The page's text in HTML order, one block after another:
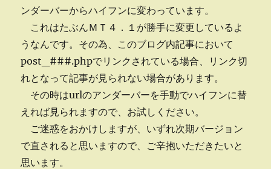
ンダーバーからハイフンに変わっています。
これはたぶんＭＴ４．１が勝手に変更しているよ
うなんです。その為、このブログ内記事において
post_###.phpでリンクされている場合、リンク切
れとなって記事が見られない場合があります。
その時はurlのアンダーバーを手動でハイフンに替
えれば見られますので、お試しください。
ご迷惑をおかけしますが、いずれ次期バージョン
で直されると思いますので、ご辛抱いただきたいと
思います。